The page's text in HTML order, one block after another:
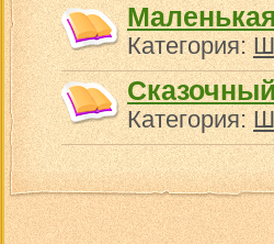
Категория:
Категория: